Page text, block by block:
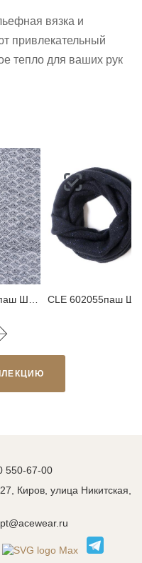
вязка и
привлекательный
тепло для ваших рук
550-67-00
Киров, улица Никитская,